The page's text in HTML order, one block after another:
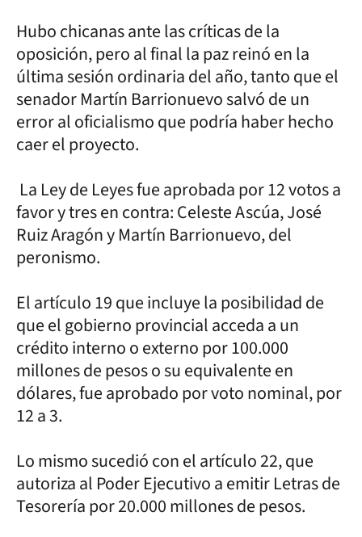
Hubo chicanas ante las críticas de la
oposición, pero al final la paz reinó en la
última sesión ordinaria del año, tanto que el
senador Martín Barrionuevo salvó de un
error al oficialismo que podría haber hecho
caer el proyecto.
La Ley de Leyes fue aprobada por 12 votos a
favor y tres en contra: Celeste Ascúa, José
Ruiz Aragón y Martín Barrionuevo, del
peronismo.
El artículo 19 que incluye la posibilidad de
que el gobierno provincial acceda a un
crédito interno o externo por 100.000
millones de pesos o su equivalente en
dólares, fue aprobado por voto nominal, por
12 a 3.
Lo mismo sucedió con el artículo 22, que
autoriza al Poder Ejecutivo a emitir Letras de
Tesorería por 20.000 millones de pesos.